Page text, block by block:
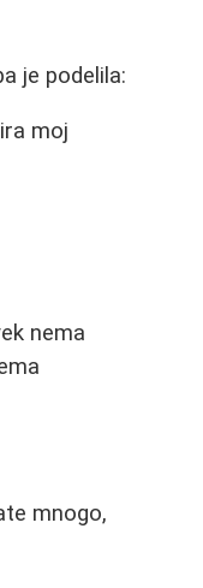
je podelila:
moj
nema
mnogo,